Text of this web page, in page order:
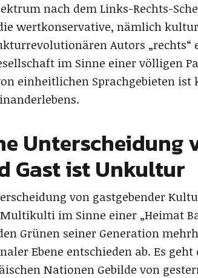
nach dem Links-Rechts-
wertkonservative, nämlich
Autors
im Sinne einer völligen
einheitlichen Sprachgebieten ist
Unterscheidung
Gast ist Unkultur
von gastgebender
im Sinne einer „Heimat
Grünen seiner Generation
Ebene entschieden ab. Es geht
Nationen Gebilde von